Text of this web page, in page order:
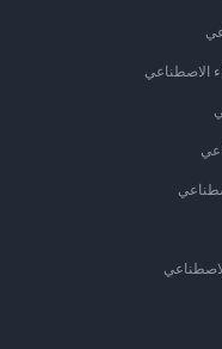
الاصطناعي